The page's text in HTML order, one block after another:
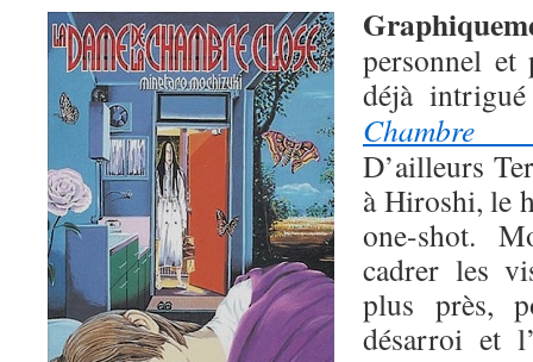
personnel et
déjà
Chambre
D’ailleurs
à Hiroshi, le
one-shot.
cadrer les
plus près,
désarroi et